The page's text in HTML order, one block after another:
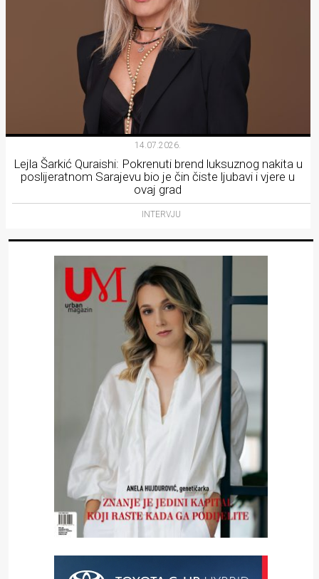
14.07.2026.
Lejla Šarkić Quraishi: Pokrenuti brend luksuznog nakita u
poslijeratnom Sarajevu bio je čin čiste ljubavi i vjere u
ovaj grad
INTERVJU